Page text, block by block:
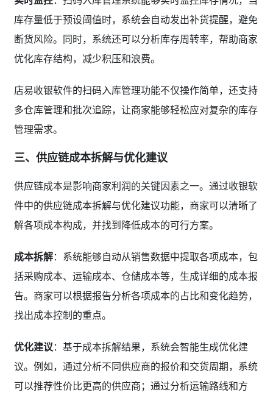
库存量低于预设阈值时，系统会自动发出补货提醒，避免
断货风险。同时，系统还可以分析库存周转率，帮助商家
优化库存结构，减少积压和浪费。
店易收银软件的扫码入库管理功能不仅操作简单，还支持
多仓库管理和批次追踪，让商家能够轻松应对复杂的库存
管理需求。
三、供应链成本拆解与优化建议
供应链成本是影响商家利润的关键因素之一。通过收银软
件中的供应链成本拆解与优化建议功能，商家可以清晰了
解各项成本构成，并找到降低成本的可行方案。
成本拆解：系统能够自动从销售数据中提取各项成本，包
括采购成本、运输成本、仓储成本等，生成详细的成本报
告。商家可以根据报告分析各项成本的占比和变化趋势，
找出成本控制的重点。
优化建议：基于成本拆解结果，系统会智能生成优化建
议。例如，通过分析不同供应商的报价和交货周期，系统
可以推荐性价比更高的供应商；通过分析运输路线和方